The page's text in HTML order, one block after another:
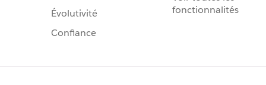
Évolutivité
Confiance
fonctionnalités